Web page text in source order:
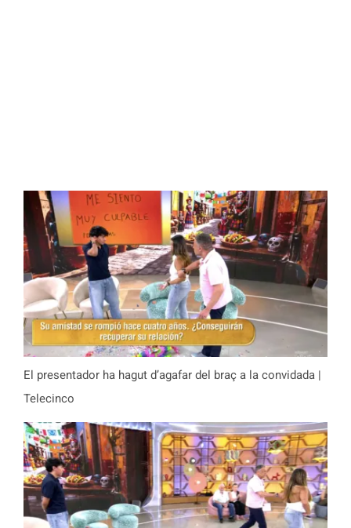
El presentador ha hagut d’agafar del braç a la convidada |
Telecinco